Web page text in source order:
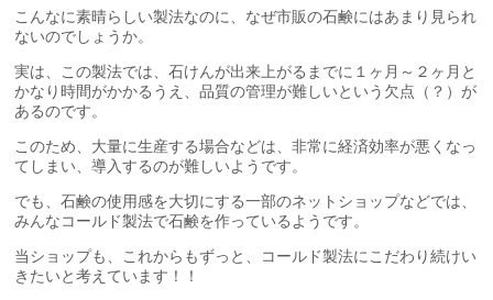
こんなに素晴らしい製法なのに、なぜ市販の石鹸にはあまり見られ
ないのでしょうか。
実は、この製法では、石けんが出来上がるまでに１ヶ月～２ヶ月と
かなり時間がかかるうえ、品質の管理が難しいという欠点（？）が
あるのです。
このため、大量に生産する場合などは、非常に経済効率が悪くなっ
てしまい、導入するのが難しいようです。
でも、石鹸の使用感を大切にする一部のネットショップなどでは、
みんなコールド製法で石鹸を作っているようです。
当ショップも、これからもずっと、コールド製法にこだわり続けい
きたいと考えています！！